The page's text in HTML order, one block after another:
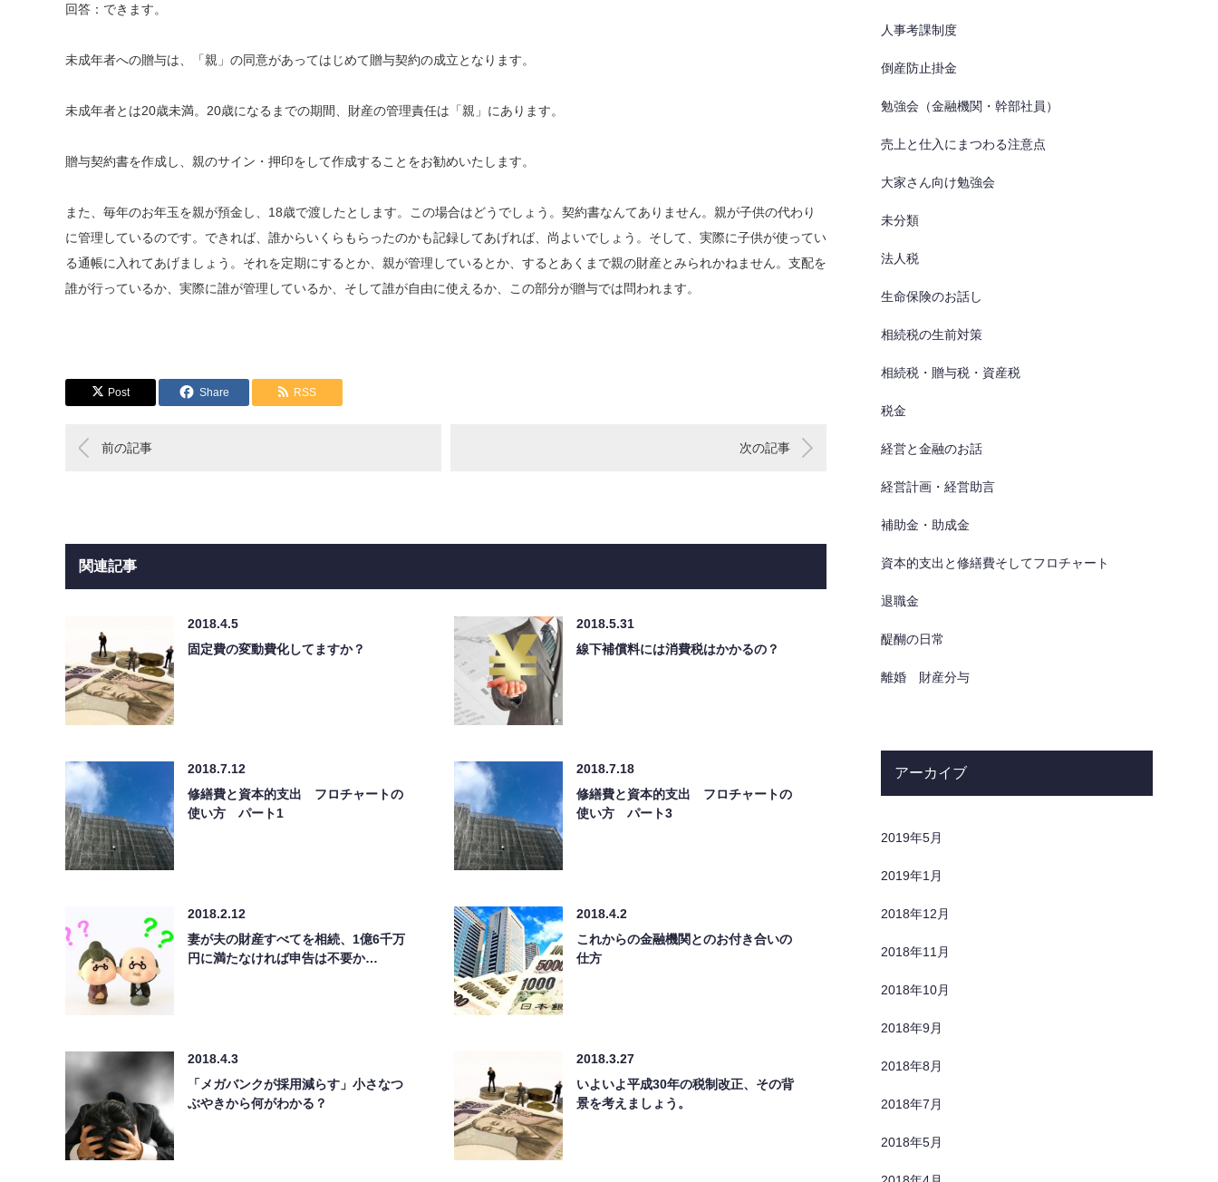
回答：できます。
未成年者への贈与は、「親」の同意があってはじめて贈与契約の成立となります。
未成年者とは20歳未満。20歳になるまでの期間、財産の管理責任は「親」にあります。
贈与契約書を作成し、親のサイン・押印をして作成することをお勧めいたします。
また、毎年のお年玉を親が預金し、18歳で渡したとします。この場合はどうでしょう。契約書なんてありません。親が子供の代わり
に管理しているのです。できれば、誰からいくらもらったのかも記録してあげれば、尚よいでしょう。そして、実際に子供が使ってい
る通帳に入れてあげましょう。それを定期にするとか、親が管理しているとか、するとあくまで親の財産とみられかねません。支配を
誰が行っているか、実際に誰が管理しているか、そして誰が自由に使えるか、この部分が贈与では問われます。
Post Share RSS
前の記事 次の記事
関連記事
2018.4.5
固定費の変動費化してますか？
2018.5.31
線下補償料には消費税はかかるの？
2018.7.12
修繕費と資本的支出 フロチャートの
使い方 パート1
2018.7.18
修繕費と資本的支出 フロチャートの
使い方 パート3
2018.2.12
妻が夫の財産すべてを相続、1億6千万
円に満たなければ申告は不要か…
2018.4.2
これからの金融機関とのお付き合いの
仕方
2018.4.3
「メガバンクが採用減らす」小さなつ
ぶやきから何がわかる？
2018.3.27
いよいよ平成30年の税制改正、その背
景を考えましょう。
人事考課制度
倒産防止掛金
勉強会（金融機関・幹部社員）
売上と仕入にまつわる注意点
大家さん向け勉強会
未分類
法人税
生命保険のお話し
相続税の生前対策
相続税・贈与税・資産税
税金
経営と金融のお話
経営計画・経営助言
補助金・助成金
資本的支出と修繕費そしてフロチャート
退職金
醍醐の日常
離婚 財産分与
アーカイブ
2019年5月
2019年1月
2018年12月
2018年11月
2018年10月
2018年9月
2018年8月
2018年7月
2018年5月